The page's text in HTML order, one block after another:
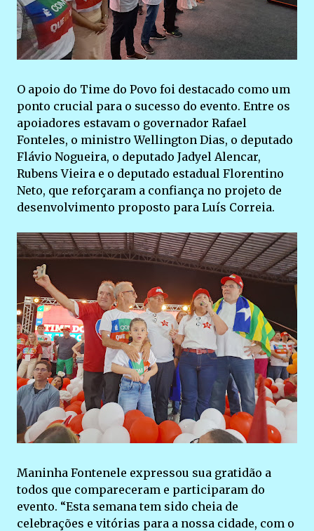
O apoio do Time do Povo foi destacado como um
ponto crucial para o sucesso do evento. Entre os
apoiadores estavam o governador Rafael
Fonteles, o ministro Wellington Dias, o deputado
Flávio Nogueira, o deputado Jadyel Alencar,
Rubens Vieira e o deputado estadual Florentino
Neto, que reforçaram a confiança no projeto de
desenvolvimento proposto para Luís Correia.
Maninha Fontenele expressou sua gratidão a
todos que compareceram e participaram do
evento. “Esta semana tem sido cheia de
celebrações e vitórias para a nossa cidade, com o